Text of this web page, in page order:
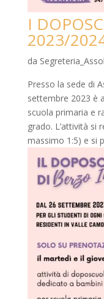
I
2023/
da
Presso la sede di
settembre 2023 è
scuola primaria e
grado. L’attività si
massimo 1:5) e si